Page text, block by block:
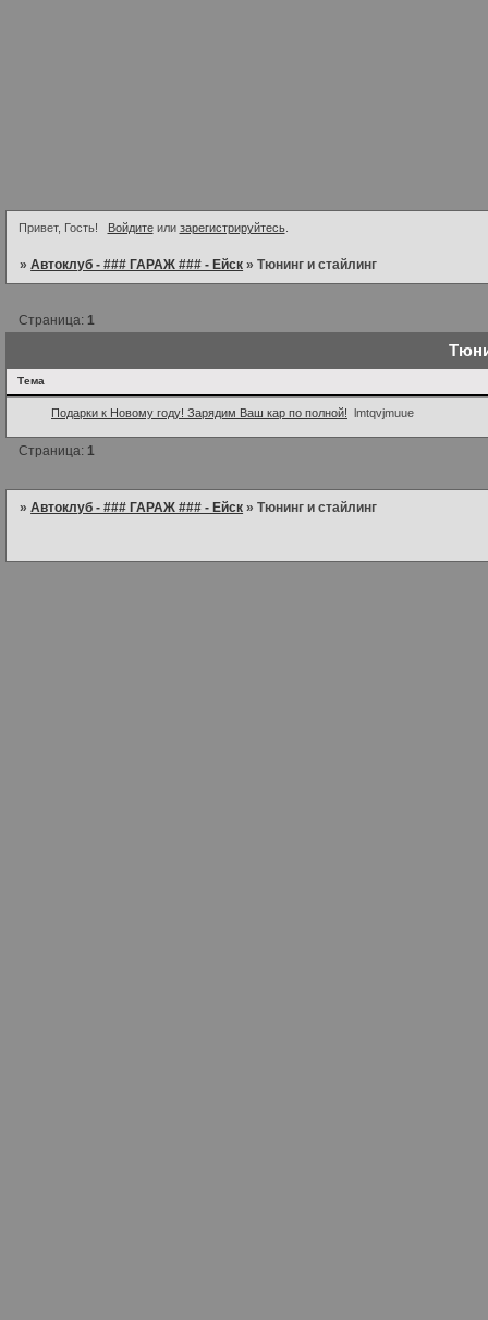
Привет, Гость! Войдитеили зарегистрируйтесь.
»Автоклуб - ### ГАРАЖ ### - Ейск »Тюнинг и стайлинг
Страница:1
Тема
Подарки к Новому году! Зарядим Ваш кар по полной! lmtqvjmuue
Страница: 1
»Автоклуб - ### ГАРАЖ ### - Ейск »Тюнинг и стайлинг